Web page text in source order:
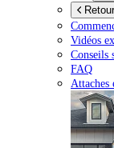
Vidéos
Conseils
FAQ
Attaches